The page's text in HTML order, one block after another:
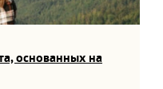
основанных на